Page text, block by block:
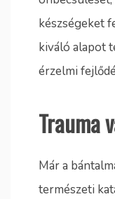
készségeket
kiváló alapot
érzelmi
Trauma
Már a
természeti